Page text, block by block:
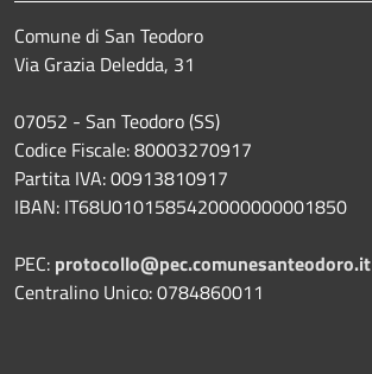
Comune di San Teodoro
Via Grazia Deledda, 31
07052 - San Teodoro (SS)
Codice Fiscale: 80003270917
Partita IVA: 00913810917
IBAN: IT68U0101585420000000001850
PEC: protocollo@pec.comunesanteodoro.it
Centralino Unico: 0784860011